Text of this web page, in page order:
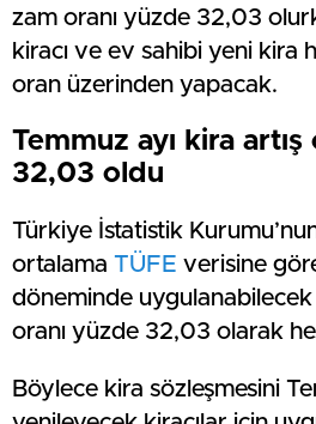
zam oranı yüzde 32,03
kiracı ve ev sahibi yeni kira
oran üzerinden yapacak.
Temmuz ayı kira artış
32,03 oldu
Türkiye İstatistik Kurumu’nun
ortalama TÜFE verisine
döneminde uygulanabilecek
oranı yüzde 32,03 olarak
Böylece kira sözleşmesini